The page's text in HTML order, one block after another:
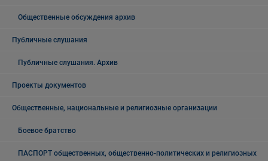
Общественные обсуждения архив
Публичные слушания
Публичные слушания. Архив
Проекты документов
Общественные, национальные и религиозные организации
Боевое братство
ПАСПОРТ общественных, общественно-политических и религиозных